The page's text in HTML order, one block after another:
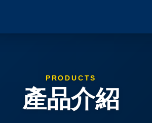
PRODUCTS
產品介紹